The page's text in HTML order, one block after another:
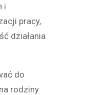
i
pracy,
działania
do
rodziny